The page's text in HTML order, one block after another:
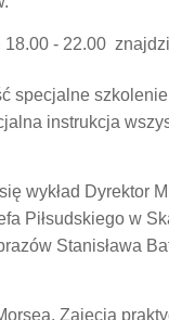
- 22.00
specjalne
instrukcja
wykład Dyrektor
Piłsudskiego w
Stanisława
Zajęcia